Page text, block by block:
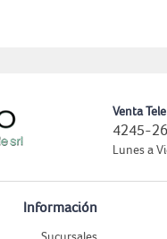
Venta
4245-
Lunes a
Información
Sucursales